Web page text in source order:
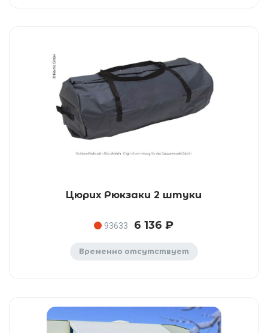
Цюрих Рюкзаки 2 штуки
93633 6 136 ₽
Временно отсутствует